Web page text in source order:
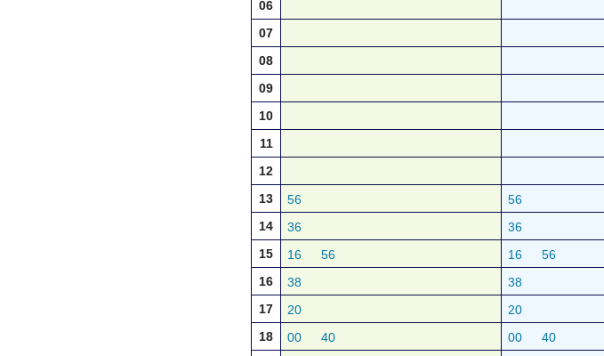
06
07
08
09
10
11
12
13
56 56
14
36 36
15
16 56 16 56
16
38 38
17
20 20
18
00 40 00 40